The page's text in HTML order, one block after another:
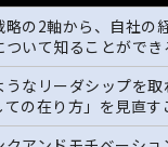
の2軸から、自社の
いて知ることができ
なリーダシップを取
の在り方」を見直す